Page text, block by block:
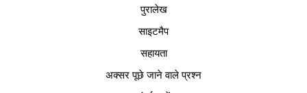
पुरालेख
साइटमैप
सहायता
अक्सर पूछे जाने वाले प्रश्न